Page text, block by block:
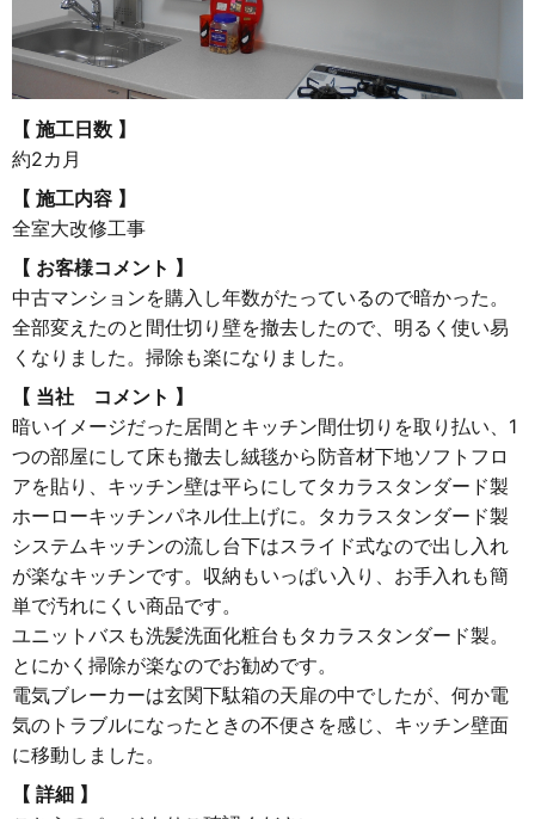
【 施工日数 】
約2カ月
【 施工内容 】
全室大改修工事
【 お客様コメント 】
中古マンションを購入し年数がたっているので暗かった。
全部変えたのと間仕切り壁を撤去したので、明るく使い易
くなりました。掃除も楽になりました。
【 当社 コメント 】
暗いイメージだった居間とキッチン間仕切りを取り払い、1
つの部屋にして床も撤去し絨毯から防音材下地ソフトフロ
アを貼り、キッチン壁は平らにしてタカラスタンダード製
ホーローキッチンパネル仕上げに。タカラスタンダード製
システムキッチンの流し台下はスライド式なので出し入れ
が楽なキッチンです。収納もいっぱい入り、お手入れも簡
単で汚れにくい商品です。
ユニットバスも洗髪洗面化粧台もタカラスタンダード製。
とにかく掃除が楽なのでお勧めです。
電気ブレーカーは玄関下駄箱の天扉の中でしたが、何か電
気のトラブルになったときの不便さを感じ、キッチン壁面
に移動しました。
【 詳細 】